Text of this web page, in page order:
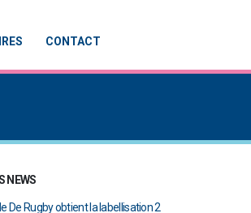
CONTACT
NEWS
RCAB se distingue en finale de